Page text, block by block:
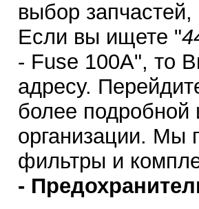
выбор
Если вы ищете "
- Fuse 100A", то
адресу.
более
организации. Мы
фильтры и
-